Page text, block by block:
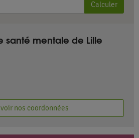
Calculer
santé mentale de Lille
nos coordonnées